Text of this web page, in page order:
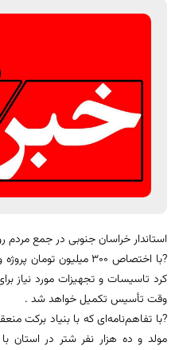
استاندار خراسان جنوبی در جمع مردم
?با اختصاص ۳۰۰ میلیون
کرد تاسیسات و تجهیزات مورد نیاز
وقت تأسیس تکمیل خواهد شد .